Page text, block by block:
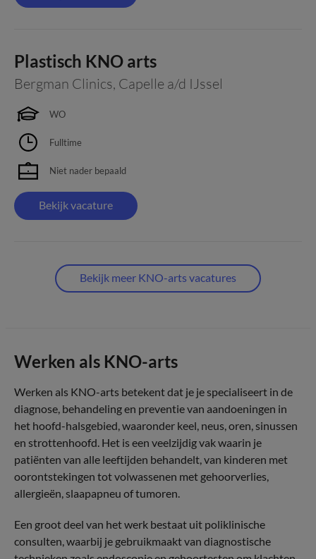
Plastisch KNO arts
Bergman Clinics, Capelle a/d IJssel
WO
Fulltime
Niet nader bepaald
Bekijk vacature
Bekijk meer KNO-arts vacatures
Werken als KNO-arts
Werken als KNO-arts betekent dat je je specialiseert in de
diagnose, behandeling en preventie van aandoeningen in
het hoofd-halsgebied, waaronder keel, neus, oren, sinussen
en strottenhoofd. Het is een veelzijdig vak waarin je
patiënten van alle leeftijden behandelt, van kinderen met
oorontstekingen tot volwassenen met gehoorverlies,
allergieën, slaapapneu of tumoren.
Een groot deel van het werk bestaat uit poliklinische
consulten, waarbij je gebruikmaakt van diagnostische